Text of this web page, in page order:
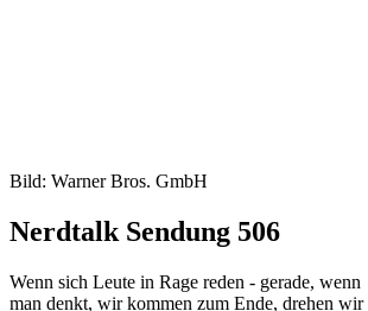
Bild: Warner Bros. GmbH
Nerdtalk Sendung 506
Wenn sich Leute in Rage reden - gerade, wenn
man denkt, wir kommen zum Ende, drehen wir